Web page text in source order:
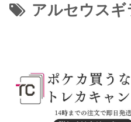
アルセウスギ